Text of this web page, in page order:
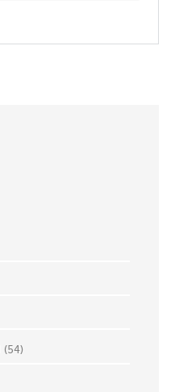
(54)